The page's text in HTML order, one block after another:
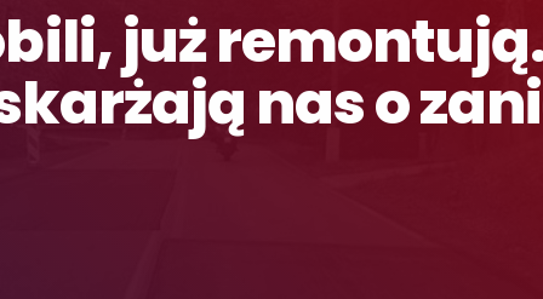
już
nas o